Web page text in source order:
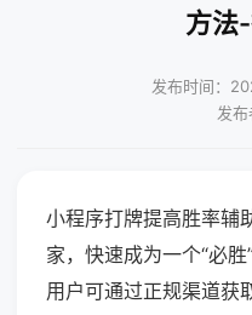
方法
发布时间：
发
小程序打牌提高胜率辅
家，快速成为一个“必
用户可通过正规渠道获